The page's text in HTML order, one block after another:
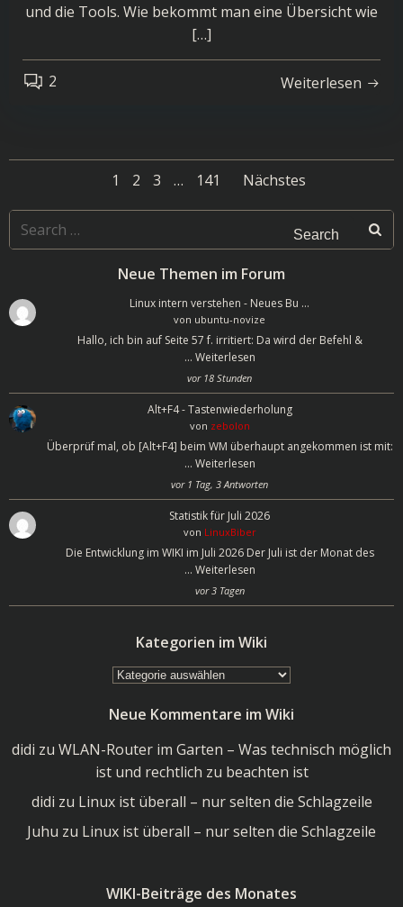
und die Tools. Wie bekommt man eine Übersicht wie
[…]
2 Weiterlesen
Posts
Page
1 Page
2 Page
3 … Page
141
Posts
Nächstes
Search
for:
Neue Themen im Forum
Linux intern verstehen - Neues Bu …
von ubuntu-novize
Hallo, ich bin auf Seite 57 f. irritiert: Da wird der Befehl &
… Weiterlesen
vor 18 Stunden
Alt+F4 - Tastenwiederholung
von zebolon
Überprüf mal, ob [Alt+F4] beim WM überhaupt angekommen ist mit:
… Weiterlesen
vor 1 Tag, 3 Antworten
Statistik für Juli 2026
von LinuxBiber
Die Entwicklung im WIKI im Juli 2026 Der Juli ist der Monat des
… Weiterlesen
vor 3 Tagen
Kategorien im Wiki
Kategorien
Wiki
Neue Kommentare im Wiki
didi zu WLAN-Router im Garten – Was technisch möglich
ist und rechtlich zu beachten ist
didi zu Linux ist überall – nur selten die Schlagzeile
Juhu zu Linux ist überall – nur selten die Schlagzeile
WIKI-Beiträge des Monates